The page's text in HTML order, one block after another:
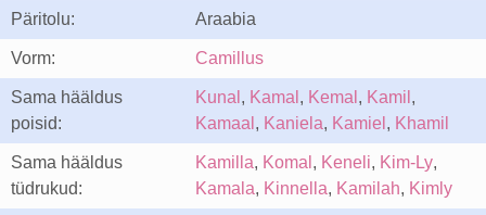
Päritolu: Araabia
Vorm: Camillus
Sama hääldus
poisid:
Kunal , Kamal , Kemal , Kamil ,
Kamaal , Kaniela, Kamiel , Khamil
Sama hääldus
tüdrukud:
Kamilla, Komal , Keneli, Kim-Ly,
Kamala, Kinnella, Kamilah, Kimly